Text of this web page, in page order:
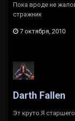
Пока вроде не
стражник
7 октября, 2010
Darth Fallen
Эт круто.Я